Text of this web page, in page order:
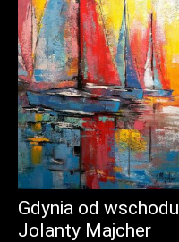
Gdynia od
Jolanty Majcher